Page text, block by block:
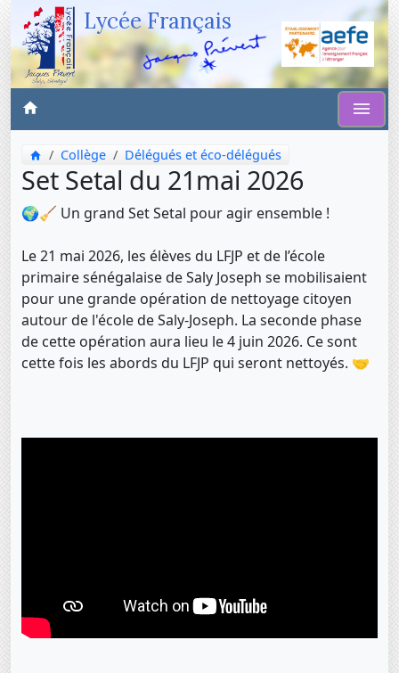
Lycée Français
Collège Délégués et éco-délégués
Set Setal du 21mai 2026
🌍🧹 Un grand Set Setal pour agir ensemble !
Le 21 mai 2026, les élèves du LFJP et de l’école
primaire sénégalaise de Saly Joseph se mobilisaient
pour une grande opération de nettoyage citoyen
autour de l'école de Saly-Joseph. La seconde phase
de cette opération aura lieu le 4 juin 2026. Ce sont
cette fois les abords du LFJP qui seront nettoyés. 🤝